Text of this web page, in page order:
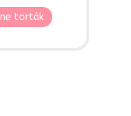
torták